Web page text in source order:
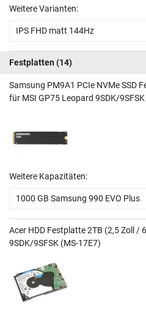
Weitere Varianten:
IPS FHD matt 144Hz
Festplatten (14)
Samsung PM9A1 PCIe NVMe SSD
für MSI GP75 Leopard 9SDK/
Weitere Kapazitäten:
1000 GB Samsung 990 EVO Plus
Acer HDD Festplatte 2TB (2,5 Zoll /
9SDK/9SFSK (MS-17E7)